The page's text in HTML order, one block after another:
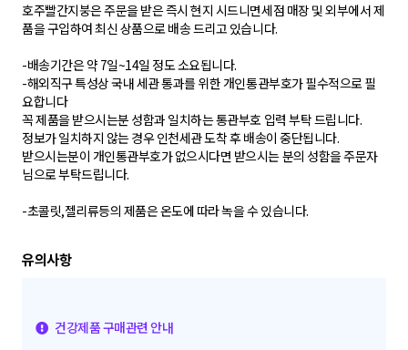
호주빨간지붕은 주문을 받은 즉시 현지 시드니면세점 매장 및 외부에서 제
품을 구입하여 최신 상품으로 배송 드리고 있습니다.
-배송기간은 약 7일~14일 정도 소요됩니다.
-해외직구 특성상 국내 세관 통과를 위한 개인통관부호가 필수적으로 필
요합니다
꼭 제품을 받으시는분 성함과 일치하는 통관부호 입력 부탁 드립니다.
정보가 일치하지 않는 경우 인천세관 도착 후 배송이 중단됩니다.
받으시는분이 개인통관부호가 없으시다면 받으시는 분의 성함을 주문자
님으로 부탁드립니다.
-초콜릿,젤리류등의 제품은 온도에 따라 녹을 수 있습니다.
유의사항
건강제품 구매관련 안내